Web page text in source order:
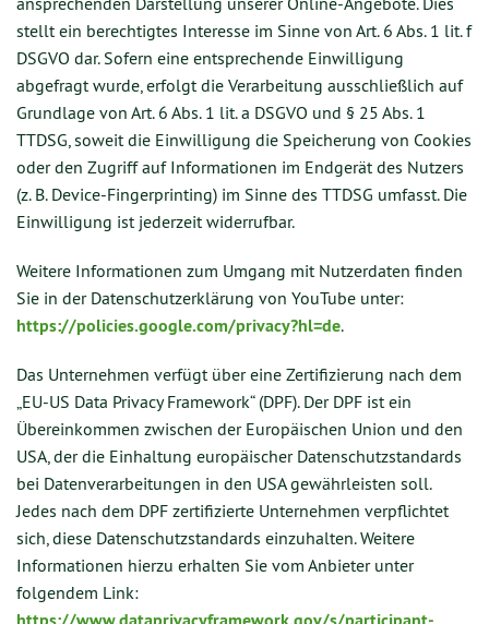
stellt ein berechtigtes Interesse im Sinne von Art. 6 Abs. 1 lit. f
DSGVO dar. Sofern eine entsprechende Einwilligung
abgefragt wurde, erfolgt die Verarbeitung ausschließlich auf
Grundlage von Art. 6 Abs. 1 lit. a DSGVO und § 25 Abs. 1
TTDSG, soweit die Einwilligung die Speicherung von Cookies
oder den Zugriff auf Informationen im Endgerät des Nutzers
(z. B. Device-Fingerprinting) im Sinne des TTDSG umfasst. Die
Einwilligung ist jederzeit widerrufbar.
Weitere Informationen zum Umgang mit Nutzerdaten finden
Sie in der Datenschutzerklärung von YouTube unter:
https://policies.google.com/privacy?hl=de.
Das Unternehmen verfügt über eine Zertifizierung nach dem
„EU-US Data Privacy Framework“ (DPF). Der DPF ist ein
Übereinkommen zwischen der Europäischen Union und den
USA, der die Einhaltung europäischer Datenschutzstandards
bei Datenverarbeitungen in den USA gewährleisten soll.
Jedes nach dem DPF zertifizierte Unternehmen verpflichtet
sich, diese Datenschutzstandards einzuhalten. Weitere
Informationen hierzu erhalten Sie vom Anbieter unter
folgendem Link: